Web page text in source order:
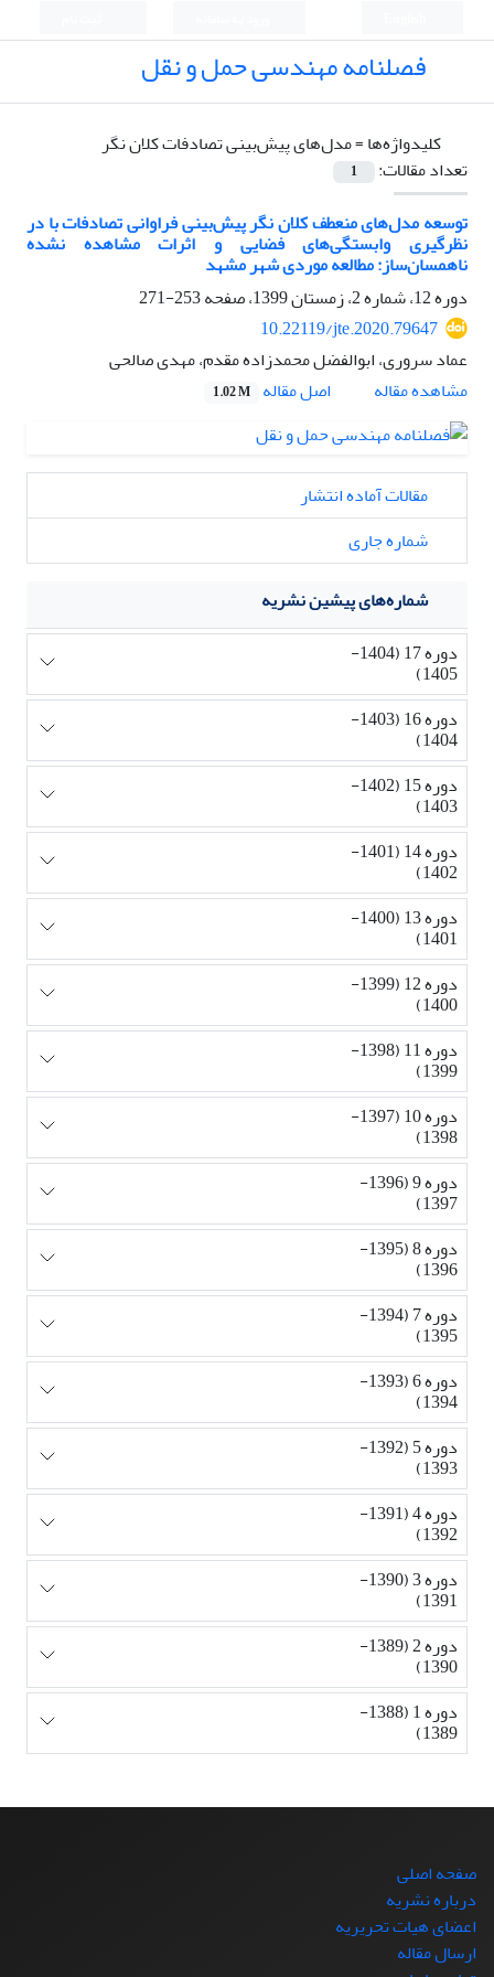
فصلنامه مهندسی حمل و نقل
کلیدواژه‌ها =مدل‌های پیش‌بینی تصادفات کلان نگر
تعداد مقالات:
1
توسعه مدل‌های منعطف کلان نگر پیش‌بینی فراوانی تصادفات با در
نظرگیری وابستگی‌های فضایی و اثرات مشاهده نشده
ناهمسان‌ساز: مطالعه موردی شهر مشهد
دوره 12، شماره 2، زمستان 1399، صفحه
253-271
10.22119/jte.2020.79647
عماد سروری، ابوالفضل محمدزاده مقدم، مهدی صالحی
مشاهده مقاله
اصل مقاله 1.02 M
مقالات آماده انتشار
شماره جاری
شماره‌های پیشین نشریه
دوره 17 (1404-
1405)
دوره 16 (1403-
1404)
دوره 15 (1402-
1403)
دوره 14 (1401-
1402)
دوره 13 (1400-
1401)
دوره 12 (1399-
1400)
دوره 11 (1398-
1399)
دوره 10 (1397-
1398)
دوره 9 (1396-
1397)
دوره 8 (1395-
1396)
دوره 7 (1394-
1395)
دوره 6 (1393-
1394)
دوره 5 (1392-
1393)
دوره 4 (1391-
1392)
دوره 3 (1390-
1391)
دوره 2 (1389-
1390)
دوره 1 (1388-
1389)
صفحه اصلی
درباره نشریه
اعضای هیات تحریریه
ارسال مقاله